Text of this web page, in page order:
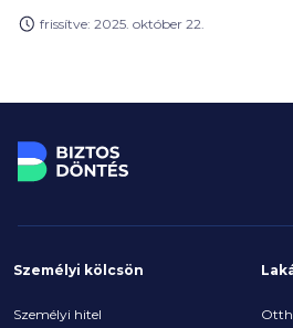
pénzügyi szakértője.
frissítve: 2025. október 22.
Személyi kölcsön
Személyi hitel